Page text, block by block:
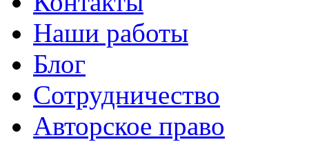
Наши работы
Блог
Сотрудничество
Авторское право